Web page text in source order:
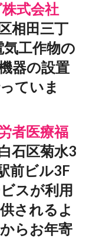
式会社
相田三丁
工作物の
器の設置
ていま
者医療福
石区菊水3
前ビル3F
スが利用
されるよ
らお年寄